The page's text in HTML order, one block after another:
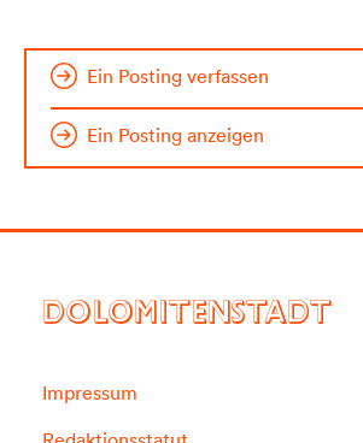
Ein Posting verfassen
Ein Posting anzeigen
DOLOMITENSTADT
Impressum